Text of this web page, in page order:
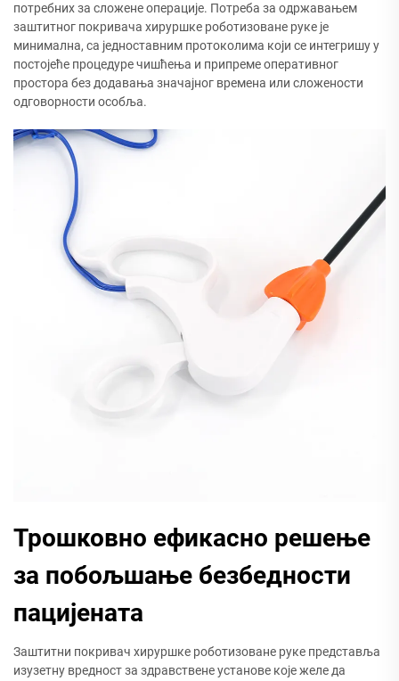
потребних за сложене операције. Потреба за одржавањем
заштитног покривача хируршке роботизоване руке је
минимална, са једноставним протоколима који се интегришу у
постојеће процедуре чишћења и припреме оперативног
простора без додавања значајног времена или сложености
одговорности особља.
Трошковно ефикасно решење
за побољшање безбедности
пацијената
Заштитни покривач хируршке роботизоване руке представља
изузетну вредност за здравствене установе које желе да